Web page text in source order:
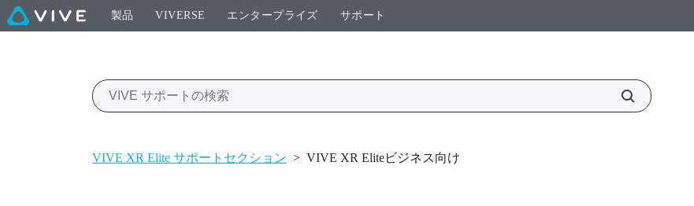
製品 VIVERSE エンタープライズ サポート
VIVE XR Elite サポートセクション > VIVE XR Eliteビジネス向け